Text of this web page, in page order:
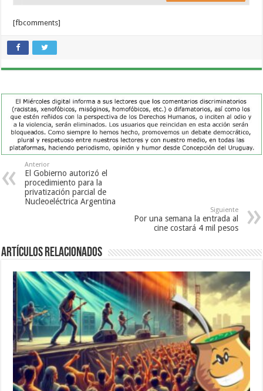
[fbcomments]
Anterior
El Gobierno autorizó el
procedimiento para la
privatización parcial de
Nucleoeléctrica Argentina
Siguiente
Por una semana la entrada al
cine costará 4 mil pesos
Artículos Relacionados